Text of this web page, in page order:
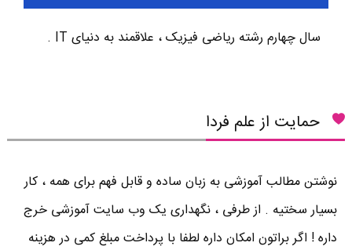
سال چهارم رشته ریاضی فیزیک ، علاقمند به دنیای IT .
حمایت از علم فردا
نوشتن مطالب آموزشی به زبان ساده و قابل فهم برای همه ، کار
بسیار سختیه . از طرفی ، نگهداری یک وب سایت آموزشی خرج
داره ! اگر براتون امکان داره لطفا با پرداخت مبلغ کمی در هزینه